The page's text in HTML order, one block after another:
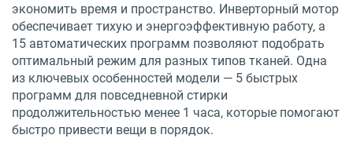
экономить время и пространство. Инверторный мотор
обеспечивает тихую и энергоэффективную работу, а
15 автоматических программ позволяют подобрать
оптимальный режим для разных типов тканей. Одна
из ключевых особенностей модели — 5 быстрых
программ для повседневной стирки
продолжительностью менее 1 часа, которые помогают
быстро привести вещи в порядок.